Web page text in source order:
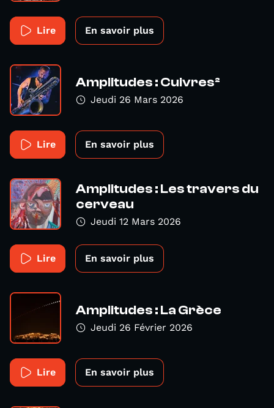
Lire En savoir plus
Amplitudes : Cuivres²
Jeudi 26 Mars 2026
Lire En savoir plus
Amplitudes : Les travers du
cerveau
Jeudi 12 Mars 2026
Lire En savoir plus
Amplitudes : La Grèce
Jeudi 26 Février 2026
Lire En savoir plus